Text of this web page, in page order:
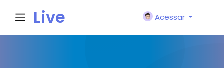
Live
Acessar